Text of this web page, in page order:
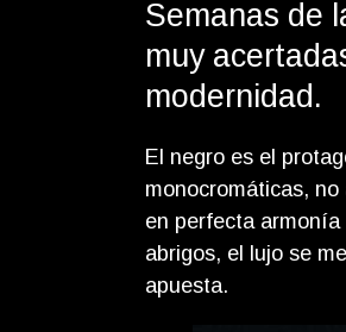
Semanas de
muy
modernidad.
El negro es el
monocromáticas,
en perfecta
abrigos, el lujo se
apuesta.